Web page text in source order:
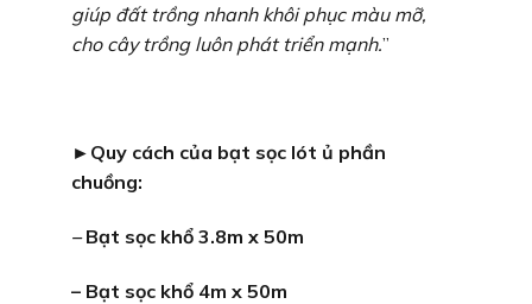
giúp đất trồng nhanh khôi phục màu mỡ,
cho cây trồng luôn phát triển mạnh.”
►Quy cách của bạt sọc lót ủ phần
chuồng:
–Bạt sọc khổ 3.8m x 50m
– Bạt sọc khổ 4m x 50m